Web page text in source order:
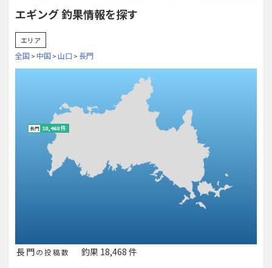
エギング 釣果情報を探す
エリア
全国> 中国> 山口 > 長門
長門の投稿数 釣果 18,468 件